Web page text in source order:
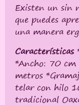
Existen un sin
que puedes
una manera
Características
*Ancho: 70 cm
metros
telar con hilo
tradicional